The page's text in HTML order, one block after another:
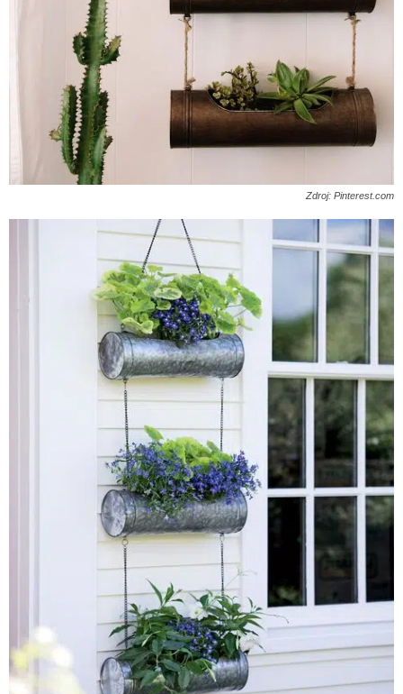
Zdroj: Pinterest.com